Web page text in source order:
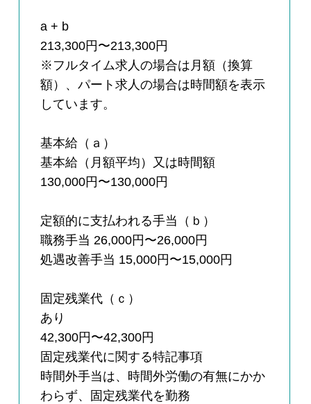
a + b
213,300円〜213,300円
※フルタイム求人の場合は月額（換算
額）、パート求人の場合は時間額を表示
しています。
基本給（ａ）
基本給（月額平均）又は時間額
130,000円〜130,000円
定額的に支払われる手当（ｂ）
職務手当 26,000円〜26,000円
処遇改善手当 15,000円〜15,000円
固定残業代（ｃ）
あり
42,300円〜42,300円
固定残業代に関する特記事項
時間外手当は、時間外労働の有無にかか
わらず、固定残業代を勤務